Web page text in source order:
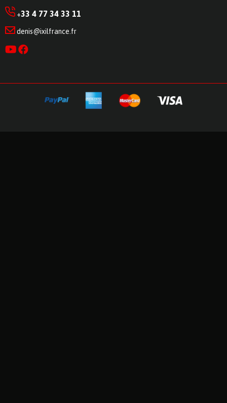
+33 4 77 34 33 11
denis@ixilfrance.fr